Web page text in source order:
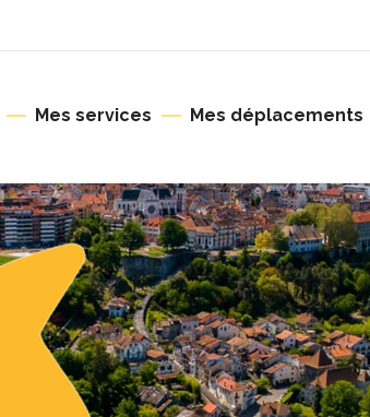
Mes services Mes déplacements